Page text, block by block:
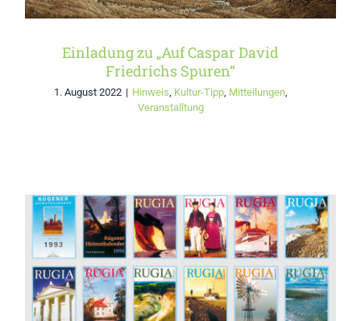
Einladung zu „Auf Caspar David
Friedrichs Spuren“
1. August 2022 | Hinweis, Kultur-Tipp, Mitteilungen,
Veranstalltung